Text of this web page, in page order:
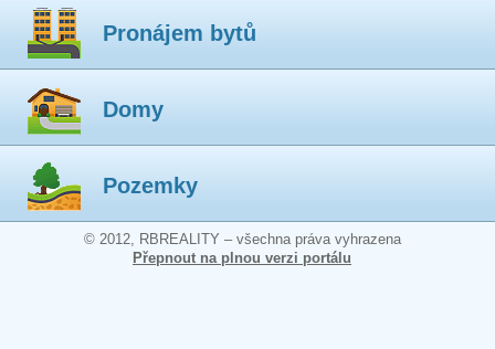
Pronájem bytů
Domy
Pozemky
© 2012, RBREALITY – všechna práva vyhrazena
Přepnout na plnou verzi portálu